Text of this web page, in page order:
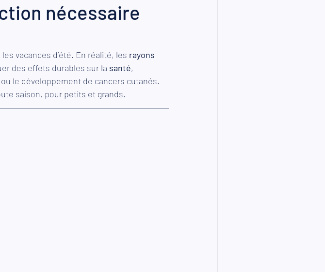
nécessaire
vacances d’été. En réalité, les rayons
des effets durables sur la santé,
le développement de cancers cutanés.
saison, pour petits et grands.